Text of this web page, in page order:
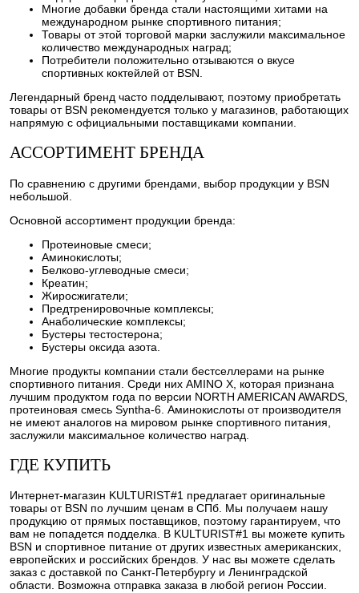
Многие добавки бренда стали настоящими хитами на
международном рынке спортивного питания;
Товары от этой торговой марки заслужили максимальное
количество международных наград;
Потребители положительно отзываются о вкусе
спортивных коктейлей от BSN.
Легендарный бренд часто подделывают, поэтому приобретать
товары от BSN рекомендуется только у магазинов, работающих
напрямую с официальными поставщиками компании.
АССОРТИМЕНТ БРЕНДА
По сравнению с другими брендами, выбор продукции у BSN
небольшой.
Основной ассортимент продукции бренда:
Протеиновые смеси;
Аминокислоты;
Белково-углеводные смеси;
Креатин;
Жиросжигатели;
Предтренировочные комплексы;
Анаболические комплексы;
Бустеры тестостерона;
Бустеры оксида азота.
Многие продукты компании стали бестселлерами на рынке
спортивного питания. Среди них AMINO X, которая признана
лучшим продуктом года по версии NORTH AMERICAN AWARDS,
протеиновая смесь Syntha-6. Аминокислоты от производителя
не имеют аналогов на мировом рынке спортивного питания,
заслужили максимальное количество наград.
ГДЕ КУПИТЬ
Интернет-магазин KULTURIST#1 предлагает оригинальные
товары от BSN по лучшим ценам в СПб. Мы получаем нашу
продукцию от прямых поставщиков, поэтому гарантируем, что
вам не попадется подделка. В KULTURIST#1 вы можете купить
BSN и спортивное питание от других известных американских,
европейских и российских брендов. У нас вы можете сделать
заказ с доставкой по Санкт-Петербургу и Ленинградской
области. Возможна отправка заказа в любой регион России.